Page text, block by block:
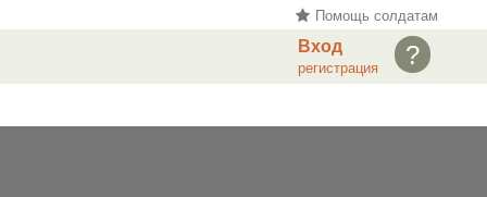
Помощь солдатам
?
Вход
регистрация